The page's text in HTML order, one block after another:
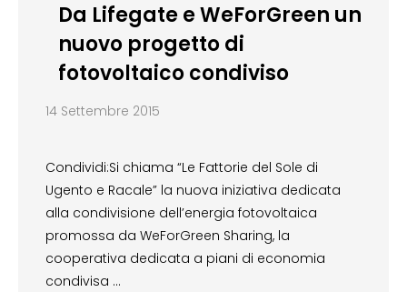
Da Lifegate e WeForGreen un
nuovo progetto di
fotovoltaico condiviso
14 Settembre 2015
Condividi:Si chiama “Le Fattorie del Sole di
Ugento e Racale” la nuova iniziativa dedicata
alla condivisione dell’energia fotovoltaica
promossa da WeForGreen Sharing, la
cooperativa dedicata a piani di economia
condivisa …